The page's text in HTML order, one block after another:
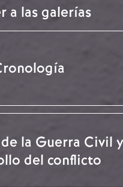
a las galerías
la Guerra Civil y
del conflicto